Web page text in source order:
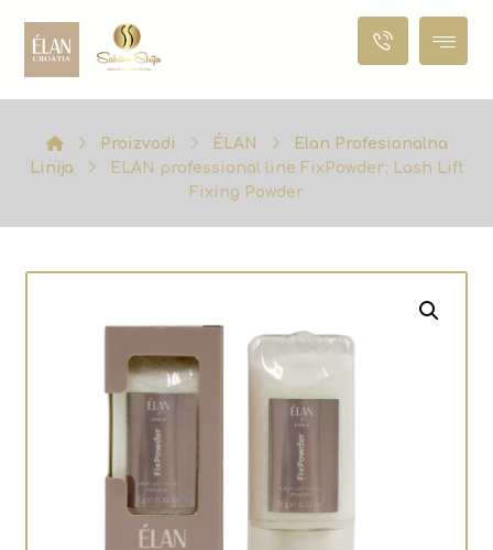
Proizvodi ÉLAN
Elan Profesionalna
Linija
ELAN professional line FixPowder: Lash Lift
Fixing Powder